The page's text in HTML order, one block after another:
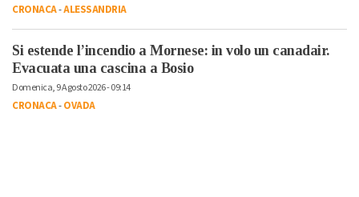
CRONACA-ALESSANDRIA
Si estende l’incendio a Mornese: in volo un canadair.
Evacuata una cascina a Bosio
Domenica, 9 Agosto 2026 - 09:14
CRONACA-OVADA